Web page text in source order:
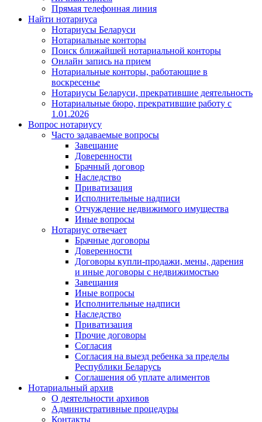
Прямая телефонная линия
Найти нотариуса
Нотариусы Беларуси
Нотариальные конторы
Поиск ближайшей нотариальной конторы
Онлайн запись на прием
Нотариальные конторы, работающие в
воскресенье
Нотариусы Беларуси, прекратившие деятельность
Нотариальные бюро, прекратившие работу с
1.01.2026
Вопрос нотариусу
Часто задаваемые вопросы
Завещание
Доверенности
Брачный договор
Наследство
Приватизация
Исполнительные надписи
Отчуждение недвижимого имущества
Иные вопросы
Нотариус отвечает
Брачные договоры
Доверенности
Договоры купли-продажи, мены, дарения
и иные договоры с недвижимостью
Завещания
Иные вопросы
Исполнительные надписи
Наследство
Приватизация
Прочие договоры
Согласия
Согласия на выезд ребенка за пределы
Республики Беларусь
Соглашения об уплате алиментов
Нотариальный архив
О деятельности архивов
Административные процедуры
Контакты